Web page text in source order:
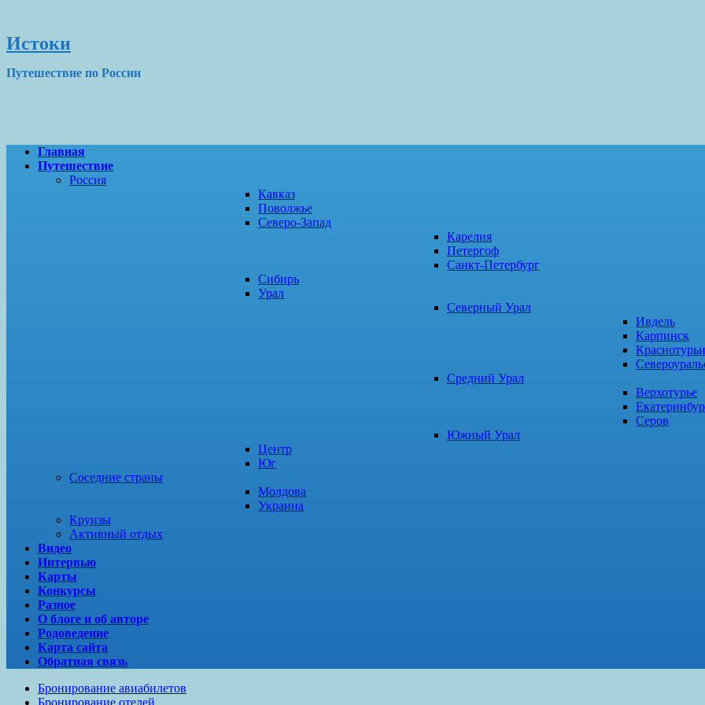
Истоки
Путешествие по России
Главная
Путешествие
Россия
Кавказ
Поволжье
Северо-Запад
Карелия
Петергоф
Санкт-Петербург
Сибирь
Урал
Северный Урал
Ивдель
Карпинск
Средний Урал
Верхотурье
Серов
Южный Урал
Центр
Юг
Соседние страны
Молдова
Украина
Круизы
Активный отдых
Видео
Интервью
Карты
Конкурсы
Разное
О блоге и об авторе
Родоведение
Карта сайта
Обратная связь
Бронирование авиабилетов
Бронирование отелей